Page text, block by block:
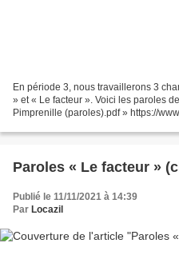
En période 3, nous travaillerons 3
» et « Le facteur ». Voici les paroles
Pimprenille (paroles).pdf » https://
Paroles « Le facteur »
Publié le 11/11/2021 à 14:39
Par Locazil